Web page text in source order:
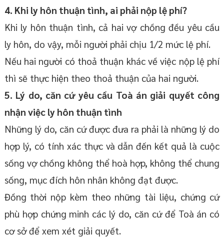
4. Khi ly hôn thuận tình, ai phải nộp lệ phí?
Khi ly hôn thuận tình, cả hai vợ chồng đều yêu cầu
ly hôn, do vậy, mỗi người phải chịu 1/2 mức lệ phí.
Nếu hai người có thoả thuận khác về việc nộp lệ phí
thì sẽ thực hiện theo thoả thuận của hai người.
5. Lý do, căn cứ yêu cầu Toà án giải quyết công
nhận việc ly hôn thuận tình
Những lý do, căn cứ được đưa ra phải là những lý do
hợp lý, có tính xác thực và dẫn đến kết quả là cuộc
sống vợ chồng không thể hoà hợp, không thể chung
sống, mục đích hôn nhân không đạt được.
Đồng thời nộp kèm theo những tài liệu, chứng cứ
phù hợp chứng minh các lý do, căn cứ để Toà án có
cơ sở để xem xét giải quyết.